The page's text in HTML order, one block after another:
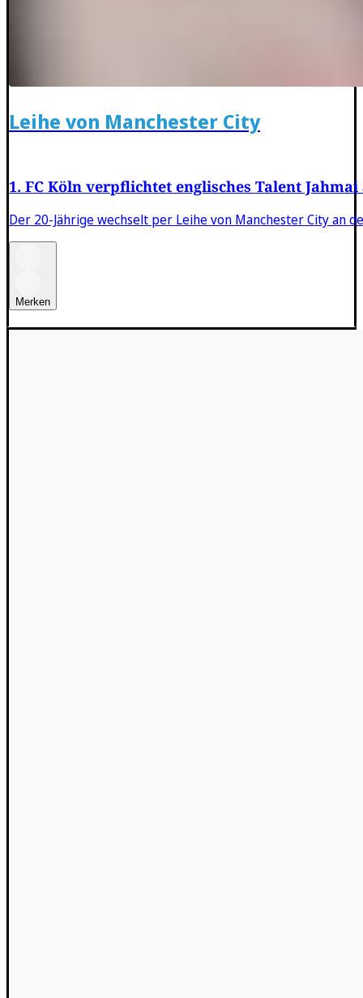
Leihe von Manchester City
1. FC Köln verpflichtet englisches Talent Jahmai
Der 20-Jährige wechselt per Leihe von Manchester City an
Merken